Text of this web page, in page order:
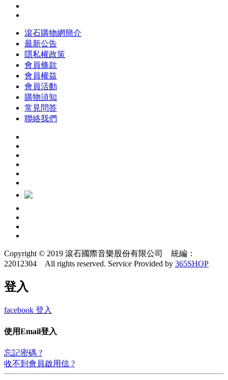
滾石購物網簡介
最新公告
隱私權政策
會員條款
會員權益
會員活動
購物須知
常見問答
聯絡我們
Copyright © 2019 滾石國際音樂股份有限公司 統編：
22012304 All rights reserved. Service Provided by 365SHOP
登入
facebook 登入
使用Email登入
忘記密碼 ?
收不到會員啟用信 ?